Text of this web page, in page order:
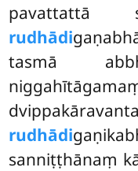
pavattattā
rudhādi
tasmā
rudhādi
sanniṭṭhānaṃ